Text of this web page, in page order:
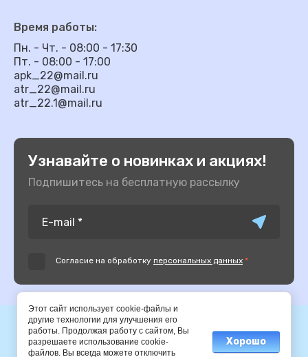
Время работы:
Пн. - Чт. - 08:00 - 17:30
Пт. - 08:00 - 17:00
apk_22@mail.ru
atr_22@mail.ru
atr_22.1@mail.ru
Узнавайте о новинках и акциях!
Подпишитесь на бесплатную рассылку
Согласие на обработку персональных данных *
© 2014-2025 АПК
Этот сайт использует cookie-файлы и
другие технологии для улучшения его
работы. Продолжая работу с сайтом, Вы
разрешаете использование cookie-
файлов. Вы всегда можете отключить
Хорошо